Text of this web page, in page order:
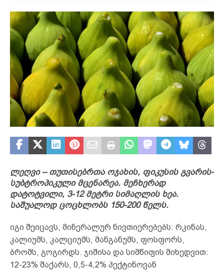
ლეღვი – თუთისებრთა ოჯახის, ფიკუსის გვარის-
სუბ­ტრო­პიკული მცენარეა. მეჩ­ხე­რად
დატოტვილი, 3-12 მეტრი სიმაღლის ხეა.
საშუალოდ ცოცხ­ლობს 150-200 წელს.
იგი შეიცავს, მინერალურ ნივთიერებებს: რკინას,
კა­ლიუმს, კალციუმს, მანგანუმს, ფოსფორს,
ბრომს, გო­გირდს. ჯიშისა და სიმწიფის მიხედვით:
12-23% შაქარს, 0,5-4,2% პექტინოვან